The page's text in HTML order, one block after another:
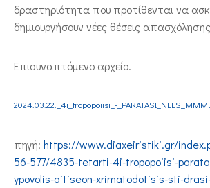
δραστηριότητα που προτίθενται να
δημιουργήσουν νέες θέσεις
Επισυναπτόμενο αρχείο.
2024.03.22._4i_tropopoiisi_-
πηγή: https://www.diaxeiristiki.gr/
56-577/4835-tetarti-4i-tropopoiisi-
ypovolis-aitiseon-xrimatodotisis-sti-